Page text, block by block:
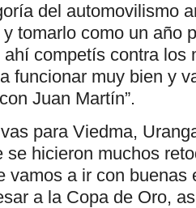
del automovilismo
tomarlo como un año
competís contra los
funcionar muy bien y
Juan Martín”.
para Viedma,
se hicieron muchos
vamos a ir con buenas
a la Copa de Oro,